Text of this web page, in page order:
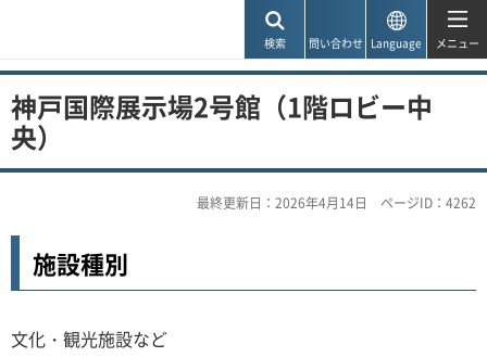
検索 問い合わせ Language メニュー
神戸国際展示場2号館（1階ロビー中
央）
最終更新日：2026年4月14日 ページID：4262
施設種別
文化・観光施設など